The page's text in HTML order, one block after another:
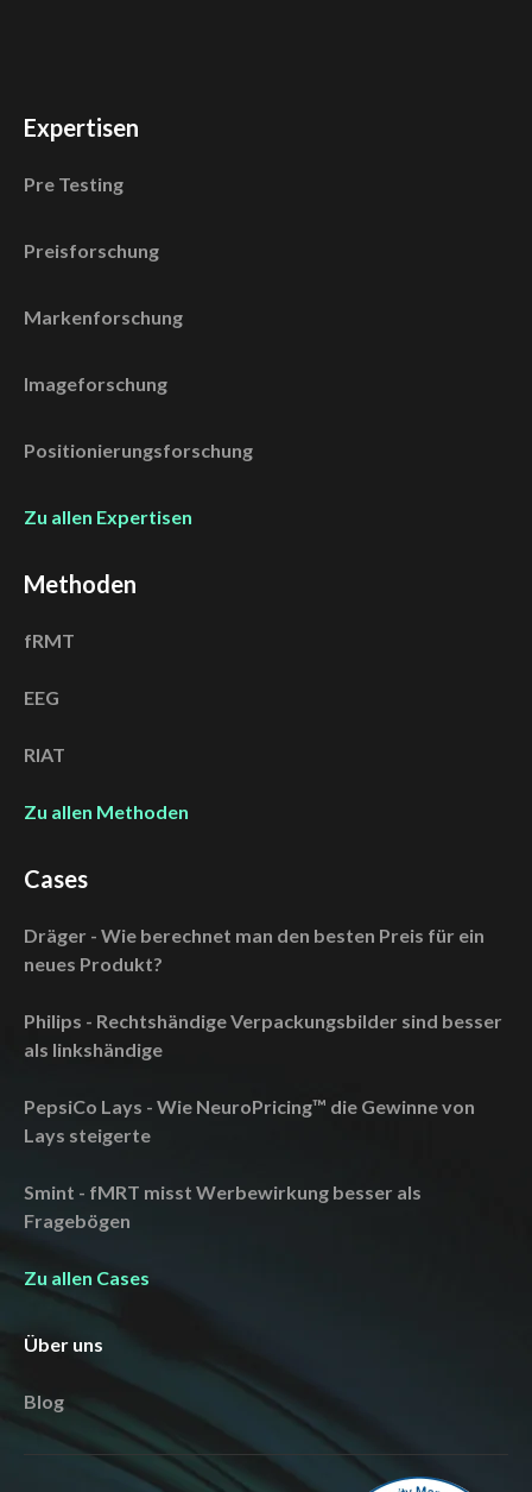
Expertisen
Pre Testing
Preisforschung
Markenforschung
Imageforschung
Positionierungsforschung
Zu allen Expertisen
Methoden
fRMT
EEG
RIAT
Zu allen Methoden
Cases
Dräger - Wie berechnet man den besten Preis für ein
neues Produkt?
Philips - Rechtshändige Verpackungsbilder sind besser
als linkshändige
PepsiCo Lays - Wie NeuroPricing™ die Gewinne von
Lays steigerte
Smint - fMRT misst Werbewirkung besser als
Fragebögen
Zu allen Cases
Über uns
Blog